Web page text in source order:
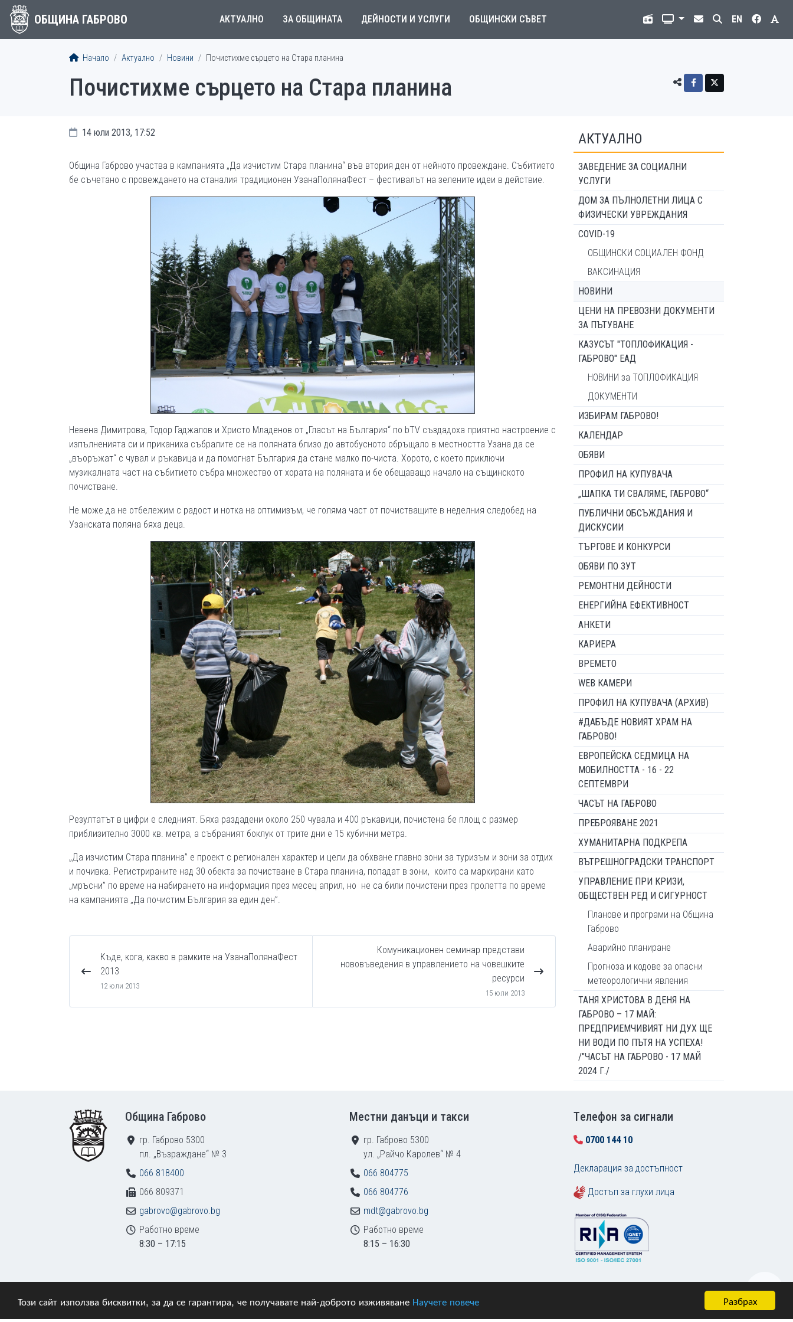
Разбрах
Този сайт използва бисквитки, за да се гарантира, че получавате най-доброто изживяване Научете повече
ОБЩИНА ГАБРОВО АКТУАЛНО ЗА ОБЩИНАТА ДЕЙНОСТИ И УСЛУГИ ОБЩИНСКИ СЪВЕТ EN
Начало Актуално Новини Почистихме сърцето на Стара планина
Почистихме сърцето на Стара планина
14 юли 2013, 17:52
Община Габрово участва в кампанията „Да изчистим Стара планина“ във втория ден от нейното провеждане. Събитието
бе съчетано с провеждането на станалия традиционен УзанаПолянаФест – фестивалът на зелените идеи в действие.
Невена Димитрова, Тодор Гаджалов и Христо Младенов от „Гласът на България“ по bTV създадоха приятно настроение с
изпълненията си и приканиха събралите се на поляната близо до автобусното обръщало в местността Узана да се
„въоръжат“ с чувал и ръкавица и да помогнат България да стане малко по-чиста. Хорото, с което приключи
музикалната част на събитието събра множество от хората на поляната и бе обещаващо начало на същинското
почистване.
Не може да не отбележим с радост и нотка на оптимизъм, че голяма част от почистващите в неделния следобед на
Узанската поляна бяха деца.
Резултатът в цифри е следният. Бяха раздадени около 250 чувала и 400 ръкавици, почистена бе площ с размер
приблизително 3000 кв. метра, а събраният боклук от трите дни е 15 кубични метра.
„Да изчистим Стара планина” е проект с регионален характер и цели да обхване главно зони за туризъм и зони за отдих
и почивка. Регистрираните над 30 обекта за почистване в Стара планина, попадат в зони, които са маркирани като
„мръсни” по време на набирането на информация през месец април, но не са били почистени през пролетта по време
на кампанията „Да почистим България за един ден”.
Къде, кога, какво в рамките на УзанаПолянаФест
2013
12 юли 2013
Комуникационен семинар представи
нововъведения в управлението на човешките
ресурси
15 юли 2013
АКТУАЛНО
ЗАВЕДЕНИЕ ЗА СОЦИАЛНИ
УСЛУГИ
ДОМ ЗА ПЪЛНОЛЕТНИ ЛИЦА С
ФИЗИЧЕСКИ УВРЕЖДАНИЯ
COVID-19
ОБЩИНСКИ СОЦИАЛЕН ФОНД
ВАКСИНАЦИЯ
НОВИНИ
ЦЕНИ НА ПРЕВОЗНИ ДОКУМЕНТИ
ЗА ПЪТУВАНЕ
КАЗУСЪТ "ТОПЛОФИКАЦИЯ -
ГАБРОВО" ЕАД
НОВИНИ за ТОПЛОФИКАЦИЯ
ДОКУМЕНТИ
ИЗБИРАМ ГАБРОВО!
КАЛЕНДАР
ОБЯВИ
ПРОФИЛ НА КУПУВАЧА
„ШАПКА ТИ СВАЛЯМЕ, ГАБРОВО“
ПУБЛИЧНИ ОБСЪЖДАНИЯ И
ДИСКУСИИ
ТЪРГОВЕ И КОНКУРСИ
ОБЯВИ ПО ЗУТ
РЕМОНТНИ ДЕЙНОСТИ
ЕНЕРГИЙНА ЕФЕКТИВНОСТ
АНКЕТИ
КАРИЕРА
ВРЕМЕТО
WEB КАМЕРИ
ПРОФИЛ НА КУПУВАЧА (АРХИВ)
#ДАБЪДЕ НОВИЯТ ХРАМ НА
ГАБРОВО!
ЕВРОПЕЙСКА СЕДМИЦА НА
МОБИЛНОСТТА - 16 - 22
СЕПТЕМВРИ
ЧАСЪТ НА ГАБРОВО
ПРЕБРОЯВАНЕ 2021
ХУМАНИТАРНА ПОДКРЕПА
ВЪТРЕШНОГРАДСКИ ТРАНСПОРТ
УПРАВЛЕНИЕ ПРИ КРИЗИ,
ОБЩЕСТВЕН РЕД И СИГУРНОСТ
Планове и програми на Община
Габрово
Аварийно планиране
Прогноза и кодове за опасни
метеорологични явления
ТАНЯ ХРИСТОВА В ДЕНЯ НА
ГАБРОВО – 17 МАЙ:
ПРЕДПРИЕМЧИВИЯТ НИ ДУХ ЩЕ
НИ ВОДИ ПО ПЪТЯ НА УСПЕХА!
/"ЧАСЪТ НА ГАБРОВО - 17 МАЙ
2024 Г./
Община Габрово
гр. Габрово 5300
пл. „Възраждане“ № 3
066 818400
066 809371
gabrovo@gabrovo.bg
Работно време
8:30 – 17:15
Местни данъци и такси
гр. Габрово 5300
ул. „Райчо Каролев“ № 4
066 804775
066 804776
mdt@gabrovo.bg
Работно време
8:15 – 16:30
Tелефон за сигнали
0700 144 10
Декларация за достъпност
Достъп за глухи лица
© 2009–2026 Община Габрово. Всички права запазени.